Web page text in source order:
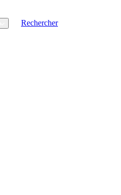
Rechercher